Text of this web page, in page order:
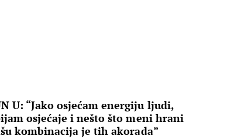
U: “Jako osjećam energiju ljudi,
osjećaje i nešto što meni hrani
kombinacija je tih akorada”